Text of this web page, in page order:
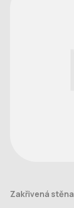
Zakřivená stěna